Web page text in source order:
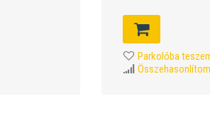
Parkolóba
Összehasonlítom